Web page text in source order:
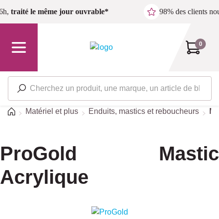
Passer au contenu principal
traité le même jour ouvrable* 98% des clients
0
Accueil
Matériel et plus Enduits, mastics et reboucheurs
ProGold Mastic
Acrylique